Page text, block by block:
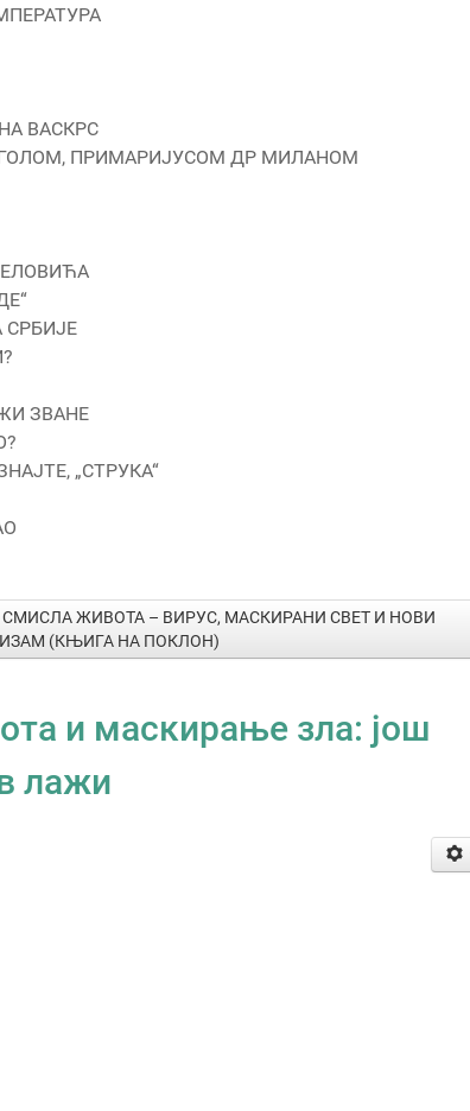
ВАСКРС
ПРИМАРИЈУСОМ ДР МИЛАНОМ
ЗВАНЕ
„СТРУКА“
ЖИВОТА – ВИРУС, МАСКИРАНИ СВЕТ И НОВИ
(КЊИГА НА ПОКЛОН)
и маскирање зла: још
лажи